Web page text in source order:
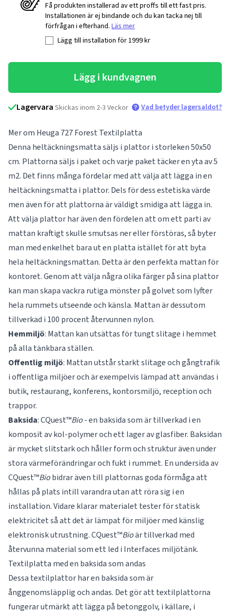
Få produkten installerad av ett proffs till ett fast pris.
Installationen är ej bindande och du kan tacka nej till
förfrågan i efterhand. Läs mer
Lägg till installation för1999kr
Lägg i kundvagnen
Lagervara Skickas inom 2-3 Veckor Vad betyder lagersaldot?
Mer om Heuga 727 Forest Textilplatta
Denna heltäckningsmatta säljs i plattor i storleken 50x50
cm. Plattorna säljs i paket och varje paket täcker en yta av 5
m2. Det finns många fördelar med att välja att lägga in en
heltäckningsmatta i plattor. Dels för dess estetiska värde
men även för att plattorna är väldigt smidiga att lägga in.
Att välja plattor har även den fördelen att om ett parti av
mattan kraftigt skulle smutsas ner eller förstöras, så byter
man med enkelhet bara ut en platta istället för att byta
hela heltäckningsmattan. Detta är den perfekta mattan för
kontoret. Genom att välja några olika färger på sina plattor
kan man skapa vackra rutiga mönster på golvet som lyfter
hela rummets utseende och känsla. Mattan är dessutom
tillverkad i 100 procent återvunnen nylon.
Hemmiljö: Mattan kan utsättas för tungt slitage i hemmet
på alla tänkbara ställen.
Offentlig miljö: Mattan utstår starkt slitage och gångtrafik
i offentliga miljöer och är exempelvis lämpad att användas i
butik, restaurang, konferens, kontorsmiljö, reception och
trappor.
Baksida: CQuest™Bio- en baksida som är tillverkad i en
komposit av kol-polymer och ett lager av glasfiber. Baksidan
är mycket slitstark och håller form och struktur även under
stora värmeförändringar och fukt i rummet. En undersida av
CQuest™Biobidrar även till plattornas goda förmåga att
hållas på plats intill varandra utan att röra sig i en
installation. Vidare klarar materialet tester för statisk
elektricitet så att det är lämpat för miljöer med känslig
elektronisk utrustning. CQuest™Bioär tillverkad med
återvunna material som ett led i Interfaces miljötänk.
Textilplatta med en baksida som andas
Dessa textilplattor har en baksida som är
ånggenomsläpplig och andas. Det gör att textilplattorna
fungerar utmärkt att lägga på betonggolv, i källare, i